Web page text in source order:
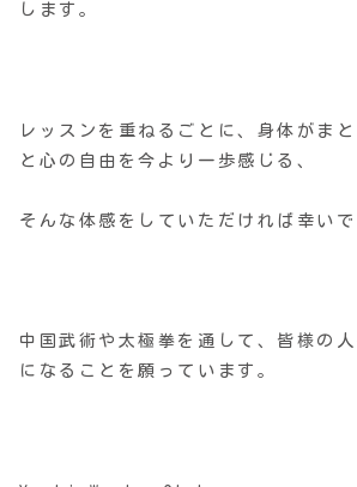
します。
レッスンを重ねるごとに、身体がま
と心の自由を今より一歩感じる、
そんな体感をしていただければ幸いで
中国武術や太極拳を通して、皆様の
になることを願っています。